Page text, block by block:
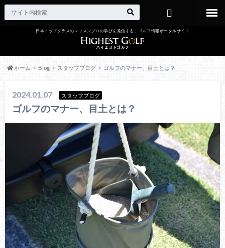
日本トップクラスのレッスンプロの学びを発信する、ゴルフ情報ポータルサイト
ホーム Blog スタッフブログ ゴルフのマナー、目土とは？
2024.01.07 スタッフブログ
ゴルフのマナー、目土とは？